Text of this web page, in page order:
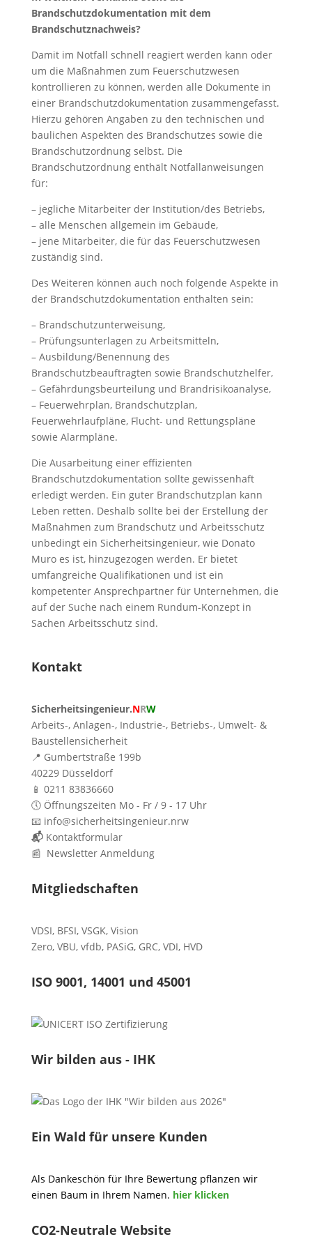
Brandschutzdokumentation mit dem
Brandschutznachweis?
Damit im Notfall schnell reagiert werden kann oder
um die Maßnahmen zum Feuerschutzwesen
kontrollieren zu können, werden alle Dokumente in
einer Brandschutzdokumentation zusammengefasst.
Hierzu gehören Angaben zu den technischen und
baulichen Aspekten des Brandschutzes sowie die
Brandschutzordnung selbst. Die
Brandschutzordnung enthält Notfallanweisungen
für:
– jegliche Mitarbeiter der Institution/des Betriebs,
– alle Menschen allgemein im Gebäude,
– jene Mitarbeiter, die für das Feuerschutzwesen
zuständig sind.
Des Weiteren können auch noch folgende Aspekte in
der Brandschutzdokumentation enthalten sein:
– Brandschutzunterweisung,
– Prüfungsunterlagen zu Arbeitsmitteln,
– Ausbildung/Benennung des
Brandschutzbeauftragten sowie Brandschutzhelfer,
– Gefährdungsbeurteilung und Brandrisikoanalyse,
– Feuerwehrplan, Brandschutzplan,
Feuerwehrlaufpläne, Flucht- und Rettungspläne
sowie Alarmpläne.
Die Ausarbeitung einer effizienten
Brandschutzdokumentation sollte gewissenhaft
erledigt werden. Ein guter Brandschutzplan kann
Leben retten. Deshalb sollte bei der Erstellung der
Maßnahmen zum Brandschutz und Arbeitsschutz
unbedingt ein Sicherheitsingenieur, wie Donato
Muro es ist, hinzugezogen werden. Er bietet
umfangreiche Qualifikationen und ist ein
kompetenter Ansprechpartner für Unternehmen, die
auf der Suche nach einem Rundum-Konzept in
Sachen Arbeitsschutz sind.
Kontakt
Sicherheitsingenieur.NRW
Arbeits-, Anlagen-, Industrie-, Betriebs-, Umwelt- &
Baustellensicherheit
📍 Gumbertstraße 199b
40229 Düsseldorf
📱 0211 83836660
🕔 Öffnungszeiten Mo - Fr / 9 - 17 Uhr
📧 info@sicherheitsingenieur.nrw
📬 Kontaktformular
📰 Newsletter Anmeldung
Mitgliedschaften
VDSI, BFSI, VSGK, Vision
Zero, VBU, vfdb, PASiG, GRC, VDI, HVD
ISO 9001, 14001 und 45001
Wir bilden aus - IHK
Ein Wald für unsere Kunden
Als Dankeschön für Ihre Bewertung pflanzen wir
einen Baum in Ihrem Namen. hier klicken
CO2-Neutrale Website